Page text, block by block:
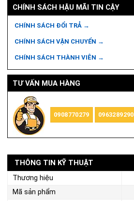
CHÍNH SÁCH HẬU MÃI TIN CẬY
CHÍNH SÁCH ĐỔI TRẢ →
CHÍNH SÁCH VẬN CHUYỂN →
CHÍNH SÁCH THÀNH VIÊN →
TƯ VẤN MUA HÀNG
0908770279 0963289290
THÔNG TIN KỸ THUẬT
Thương hiệu
Mã sản phẩm